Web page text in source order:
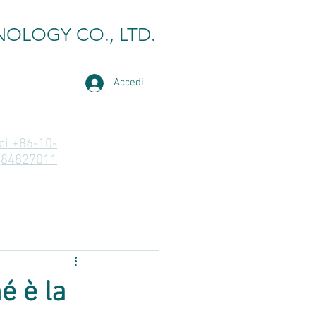
CO., LTD.
Accedi
+86-10-
84827011
è la